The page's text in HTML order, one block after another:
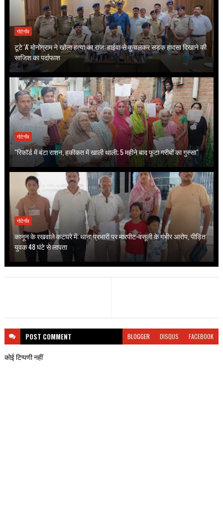
गोटेगाँव
टूटे 'A' मोनोग्राम ने खोला हत्या का राज: हाईवा से कुचलकर सड़क हादसा दिखाने की
साजिश का पर्दाफाश
गोटेगाँव
"रिकॉर्ड में बंटा राशन, हकीकत में खाली थाली; 5 महीने बाद फूटा गरीबों का गुस्सा"
गोटेगाँव
कानून के रखवाले कटघरे में: थाना प्रभारी पर मारपीट-वसूली के गंभीर आरोप, पीड़ित
युवक 48 घंटे से लापता
POST COMMENT BLOGGER DISQUS FACEBOOK
कोई टिप्पणी नहीं